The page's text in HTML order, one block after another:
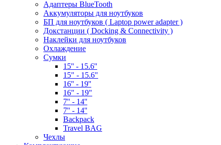
Адаптеры BlueTooth
Аккумуляторы для ноутбуков
БП для ноутбуков ( Laptop power adapter )
Докстанции ( Docking & Connectivity )
Наклейки для ноутбуков
Охлаждение
Сумки
15'' - 15.6''
15" - 15.6"
16'' - 19''
16" - 19"
7'' - 14''
7'' - 14''
Backpack
Travel BAG
Чехлы